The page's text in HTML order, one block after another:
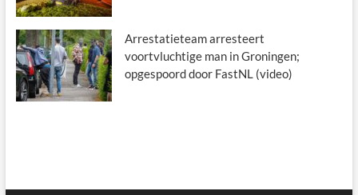
Arrestatieteam arresteert
voortvluchtige man in Groningen;
opgespoord door FastNL (video)